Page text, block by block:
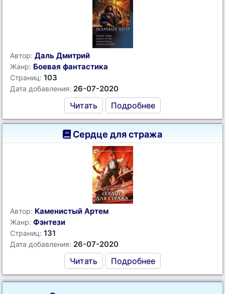
Автор: Даль Дмитрий
Жанр: Боевая фантастика
Страниц: 103
Дата добавления: 26-07-2020
Читать Подробнее
Сердце для стража
Автор: Каменистый Артем
Жанр: Фэнтези
Страниц: 131
Дата добавления: 26-07-2020
Читать Подробнее